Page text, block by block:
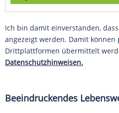
Ich bin damit einverstanden,
angezeigt werden. Damit können
Drittplattformen übermittelt
Datenschutzhinweisen.
Beeindruckendes